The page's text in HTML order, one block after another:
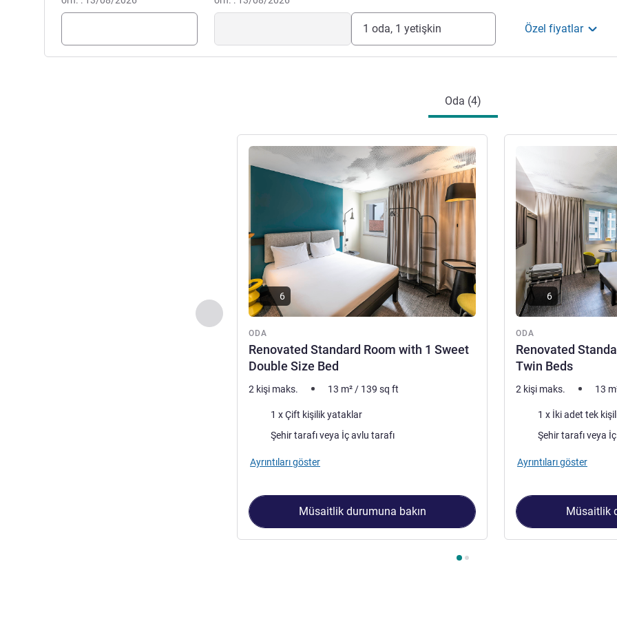
1 oda, 1 yetişkin Özel fiyatlar
Oda (4)
Önceki - Oda
ODA
Renovated Standard Room with 1 Sweet
Double Size Bed
Ayrıntıları göster
6
2 kişi maks. 13 m² / 139 sq ft
1 x Çift kişilik yataklar
Manzara:
Şehir tarafı veya İç avlu tarafı
Ayrıntıları göster
Müsaitlik durumuna bakın
ODA
Renovated
Twin Beds
6
2 kişi maks. 13
1 x İki adet tek
Manzara:
Ayrıntıları göster
Müsaitlik